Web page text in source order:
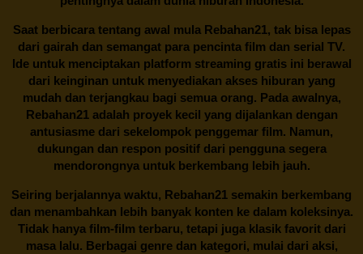
Saat berbicara tentang awal mula Rebahan21, tak bisa lepas
dari gairah dan semangat para pencinta film dan serial TV.
Ide untuk menciptakan platform streaming gratis ini berawal
dari keinginan untuk menyediakan akses hiburan yang
mudah dan terjangkau bagi semua orang. Pada awalnya,
Rebahan21 adalah proyek kecil yang dijalankan dengan
antusiasme dari sekelompok penggemar film. Namun,
dukungan dan respon positif dari pengguna segera
mendorongnya untuk berkembang lebih jauh.
Seiring berjalannya waktu, Rebahan21 semakin berkembang
dan menambahkan lebih banyak konten ke dalam koleksinya.
Tidak hanya film-film terbaru, tetapi juga klasik favorit dari
masa lalu. Berbagai genre dan kategori, mulai dari aksi,